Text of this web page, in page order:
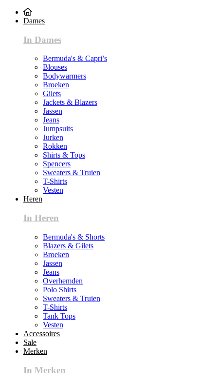
Dames
In Dames
Bermuda's & Capri’s
Blouses
Bodywarmers
Broeken
Gilets
Jackets & Blazers
Jassen
Jeans
Jumpsuits
Jurken
Rokken
Shirts & Tops
Spencers
Sweaters & Truien
T-Shirts
Vesten
Heren
In Heren
Bermuda's & Shorts
Blazers & Gilets
Broeken
Jassen
Jeans
Overhemden
Polo Shirts
Sweaters & Truien
T-Shirts
Tank Tops
Vesten
Accessoires
Sale
Merken
In Merken